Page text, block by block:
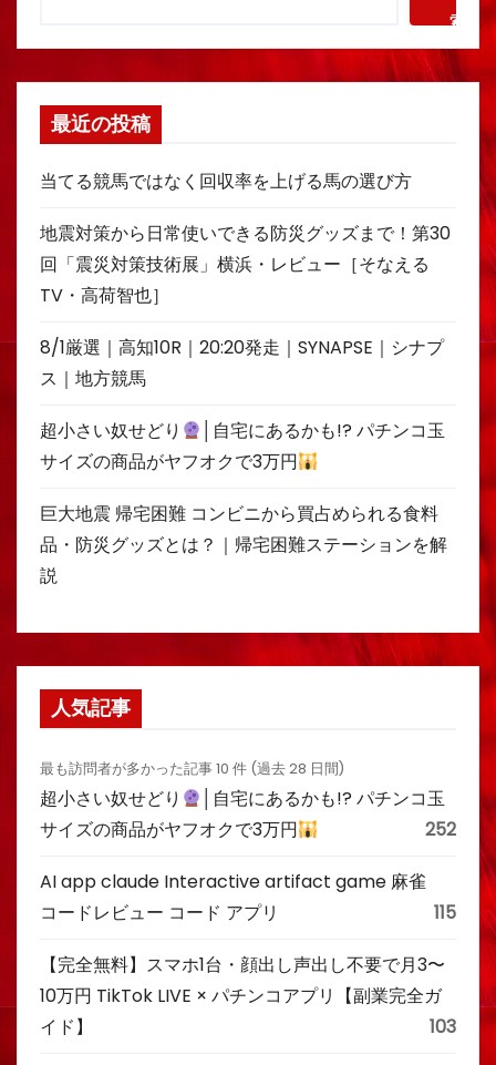
索
最近の投稿
当てる競馬ではなく回収率を上げる馬の選び方
地震対策から日常使いできる防災グッズまで！第30
回「震災対策技術展」横浜・レビュー［そなえる
TV・高荷智也］
8/1厳選｜高知10R｜20:20発走｜SYNAPSE｜シナプ
ス｜地方競馬
超小さい奴せどり
│自宅にあるかも!? パチンコ玉
サイズの商品がヤフオクで3万円
巨大地震 帰宅困難 コンビニから買占められる食料
品・防災グッズとは？｜帰宅困難ステーションを解
説
人気記事
最も訪問者が多かった記事 10 件 (過去 28 日間)
超小さい奴せどり
│自宅にあるかも!? パチンコ玉
サイズの商品がヤフオクで3万円
252
AI app claude Interactive artifact game 麻雀
コードレビュー コード アプリ
115
【完全無料】スマホ1台・顔出し声出し不要で月3〜
10万円 TikTok LIVE × パチンコアプリ【副業完全ガ
イド】
103